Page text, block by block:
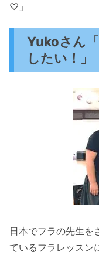
♡」
Yukoさん
したい！」
日本でフラの先生を
ているフラレッスン